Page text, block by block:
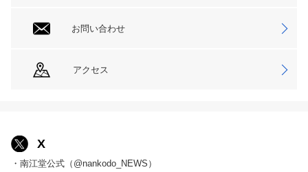
お問い合わせ
アクセス
X
・南江堂公式（@nankodo_NEWS）